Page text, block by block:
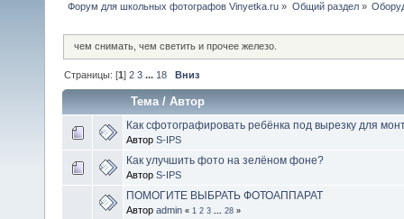
Форум для школьных фотографов Vinyetka.ru » Общий раздел»
чем снимать, чем светить и прочее железо.
Страницы: [1]2 3 ... 18 Вниз
Тема /Автор
Как сфотографировать ребёнка под вырезку для
Автор S-IPS
Как улучшить фото на зелёном фоне?
Автор S-IPS
ПОМОГИТЕ ВЫБРАТЬ ФОТОАППАРАТ
Автор admin « 1 2 3 28 »